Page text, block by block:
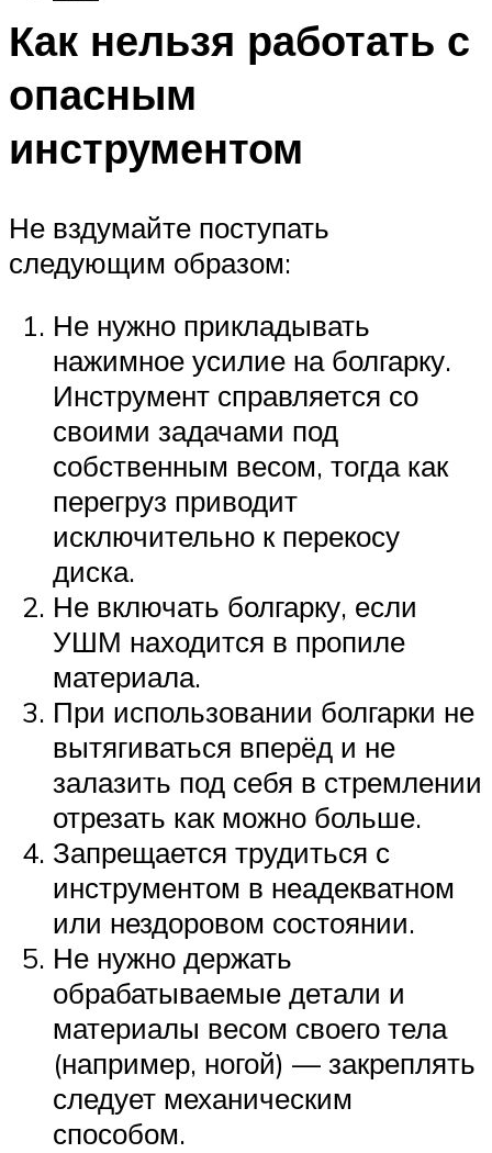
Как нельзя работать с
опасным
инструментом
Не вздумайте поступать
следующим образом:
Не нужно прикладывать
нажимное усилие на болгарку.
Инструмент справляется со
своими задачами под
собственным весом, тогда как
перегруз приводит
исключительно к перекосу
диска.
Не включать болгарку, если
УШМ находится в пропиле
материала.
При использовании болгарки не
вытягиваться вперёд и не
залазить под себя в стремлении
отрезать как можно больше.
Запрещается трудиться с
инструментом в неадекватном
или нездоровом состоянии.
Не нужно держать
обрабатываемые детали и
материалы весом своего тела
(например, ногой) — закреплять
следует механическим
способом.